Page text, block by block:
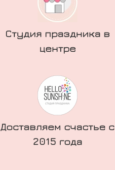
Студия праздника в
центре
Доставляем счастье с
2015 года